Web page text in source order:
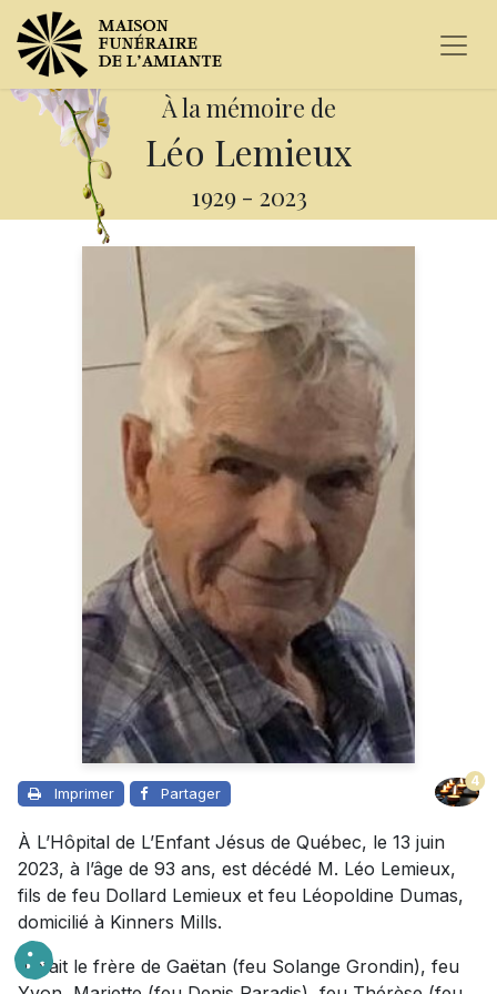
À la mémoire de
Léo Lemieux
1929 - 2023
Imprimer Partager
4
À L’Hôpital de L’Enfant Jésus de Québec, le 13 juin
2023, à l’âge de 93 ans, est décédé M. Léo Lemieux,
fils de feu Dollard Lemieux et feu Léopoldine Dumas,
domicilié à Kinners Mills.
Il était le frère de Gaëtan (feu Solange Grondin), feu